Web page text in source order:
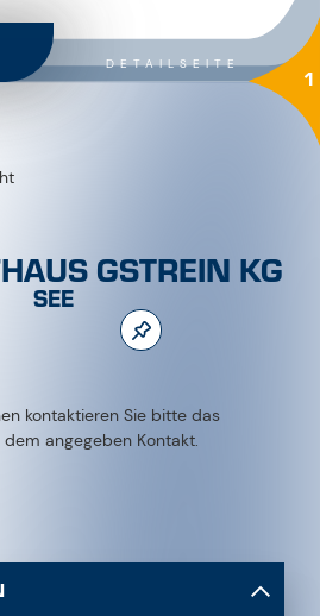
DETAILSEITE 1
GSTREIN KG
SEE
kontaktieren Sie bitte das
angegeben Kontakt.